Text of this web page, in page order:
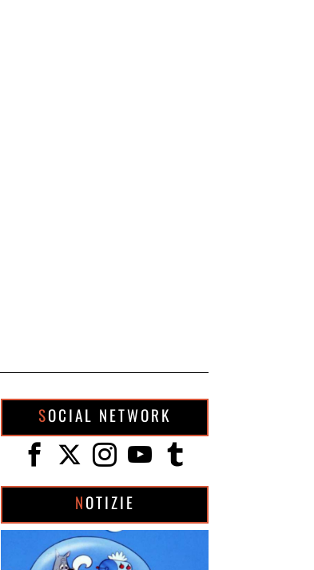
SOCIAL NETWORK
NOTIZIE